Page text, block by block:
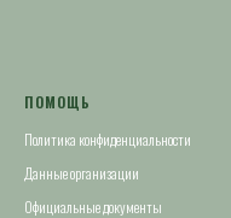
ПОМОЩЬ
Политика конфиденциальности
Данные организации
Официальные документы